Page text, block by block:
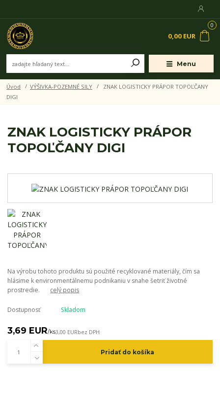
Menu
0
0,00 EUR
Úvod VÝŠIVKA-POZEMNÉ SILY
ZNAK LOGISTICKY PRÁPOR TOPOĽČANY
DIGI
ZNAK LOGISTICKY PRÁPOR
TOPOĽČANY DIGI
Na výrobu tohoto produktu sú použité recyklované materiály, čím sa
hlásime k environmentálnemu podnikaniu v snahe šetriť životné
prostredie. celý popis
Dostupnosť Skladom
3,69 EUR/ks3,00 EURbez DPH
Pridať do košíka